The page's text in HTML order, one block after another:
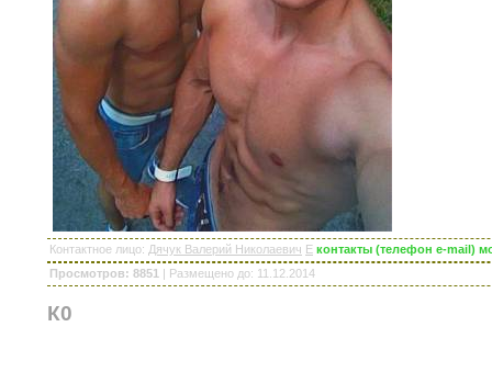
Контактное лицо: Дячук Валерий Николаевич E контакты (телефон e-mail)
Просмотров: 8851 | Размещено до: 11.12.2014
К0